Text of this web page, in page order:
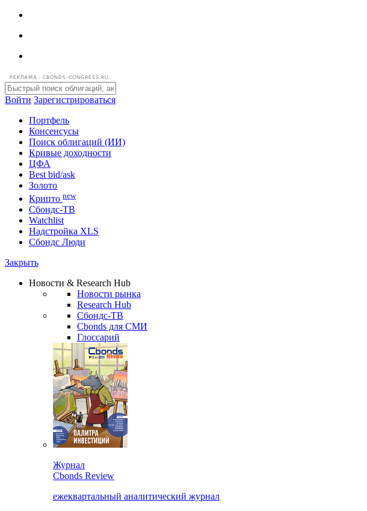
РЕКЛАМА • CBONDS-CONGRESS.RU
Войти Зарегистрироваться
Портфель
Консенсусы
Поиск облигаций (ИИ)
Кривые доходности
ЦФА
Best bid/ask
Золото
Крипто new
Сбондс-ТВ
Watchlist
Надстройка XLS
Сбондс Люди
Закрыть
Новости & Research Hub
Новости рынка
Research Hub
Сбондс-ТВ
Cbonds для СМИ
Глоссарий
Журнал
Cbonds Review
ежеквартальный аналитический журнал